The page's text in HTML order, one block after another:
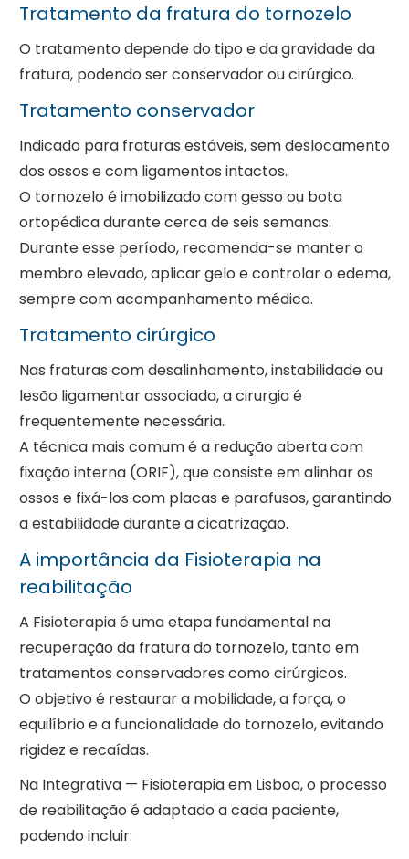
Tratamento da fratura do tornozelo
O tratamento depende do tipo e da gravidade da
fratura, podendo ser conservador ou cirúrgico.
Tratamento conservador
Indicado para fraturas estáveis, sem deslocamento
dos ossos e com ligamentos intactos.
O tornozelo é imobilizado com gesso ou bota
ortopédica durante cerca de seis semanas.
Durante esse período, recomenda-se manter o
membro elevado, aplicar gelo e controlar o edema,
sempre com acompanhamento médico.
Tratamento cirúrgico
Nas fraturas com desalinhamento, instabilidade ou
lesão ligamentar associada, a cirurgia é
frequentemente necessária.
A técnica mais comum é a redução aberta com
fixação interna (ORIF), que consiste em alinhar os
ossos e fixá-los com placas e parafusos, garantindo
a estabilidade durante a cicatrização.
A importância da Fisioterapia na
reabilitação
A Fisioterapia é uma etapa fundamental na
recuperação da fratura do tornozelo, tanto em
tratamentos conservadores como cirúrgicos.
O objetivo é restaurar a mobilidade, a força, o
equilíbrio e a funcionalidade do tornozelo, evitando
rigidez e recaídas.
Na Integrativa — Fisioterapia em Lisboa, o processo
de reabilitação é adaptado a cada paciente,
podendo incluir: